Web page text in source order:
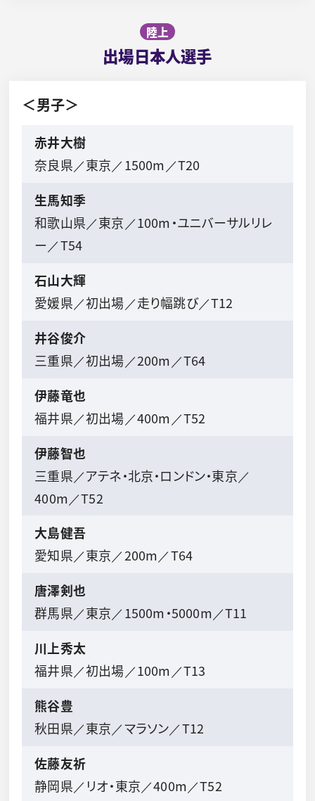
陸上
出場日本人選手
＜男子＞
赤井大樹
奈良県／東京／1500m／T20
生馬知季
和歌山県／東京／100m・ユニバーサルリレ
ー／T54
石山大輝
愛媛県／初出場／走り幅跳び／T12
井谷俊介
三重県／初出場／200m／T64
伊藤竜也
福井県／初出場／400m／T52
伊藤智也
三重県／アテネ・北京・ロンドン・東京／
400m／T52
大島健吾
愛知県／東京／200m／T64
唐澤剣也
群馬県／東京／1500m・5000m／T11
川上秀太
福井県／初出場／100m／T13
熊谷豊
秋田県／東京／マラソン／T12
佐藤友祈
静岡県／リオ・東京／400m／T52